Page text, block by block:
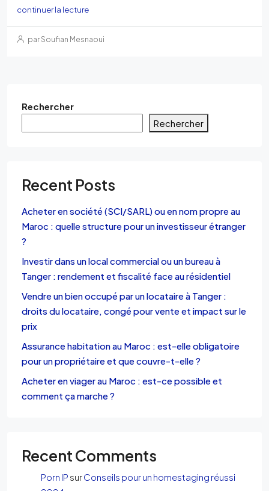
continuer la lecture
par Soufian Mesnaoui
Rechercher
Rechercher
Recent Posts
Acheter en société (SCI/SARL) ou en nom propre au
Maroc : quelle structure pour un investisseur étranger
?
Investir dans un local commercial ou un bureau à
Tanger : rendement et fiscalité face au résidentiel
Vendre un bien occupé par un locataire à Tanger :
droits du locataire, congé pour vente et impact sur le
prix
Assurance habitation au Maroc : est-elle obligatoire
pour un propriétaire et que couvre-t-elle ?
Acheter en viager au Maroc : est-ce possible et
comment ça marche ?
Recent Comments
Porn IP surConseils pour un homestaging réussi